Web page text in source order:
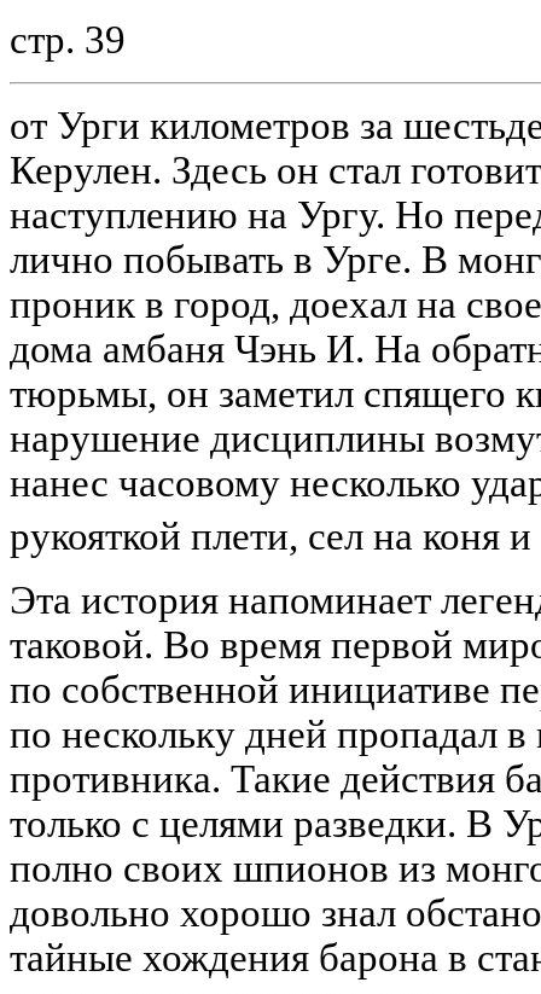
стр. 39
от Урги километров за
Керулен. Здесь он стал
наступлению на Ургу. Но
лично побывать в Урге. В
проник в город, доехал на
дома амбаня Чэнь И. На
тюрьмы, он заметил спящего
нарушение дисциплины
нанес часовому несколько
рукояткой плети, сел на коня
Эта история напоминает
таковой. Во время первой
по собственной инициативе
по нескольку дней пропадал
противника. Такие действия
только с целями разведки. В
полно своих шпионов из
довольно хорошо знал
тайные хождения барона в